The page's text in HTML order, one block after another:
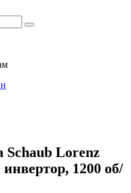
Lorenz
1200 об/